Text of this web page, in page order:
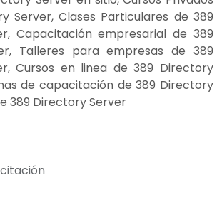
Server, Clases Particulares de 389
Capacitación empresarial de 389
Talleres para empresas de 389
Cursos en linea de 389 Directory
de capacitación de 389 Directory
389 Directory Server